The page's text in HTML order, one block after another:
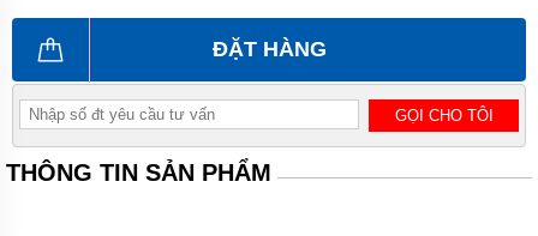
Máy
chìm
Máy
nước
ĐẶT HÀNG
GỌI CHO TÔI
THÔNG TIN SẢN PHẨM